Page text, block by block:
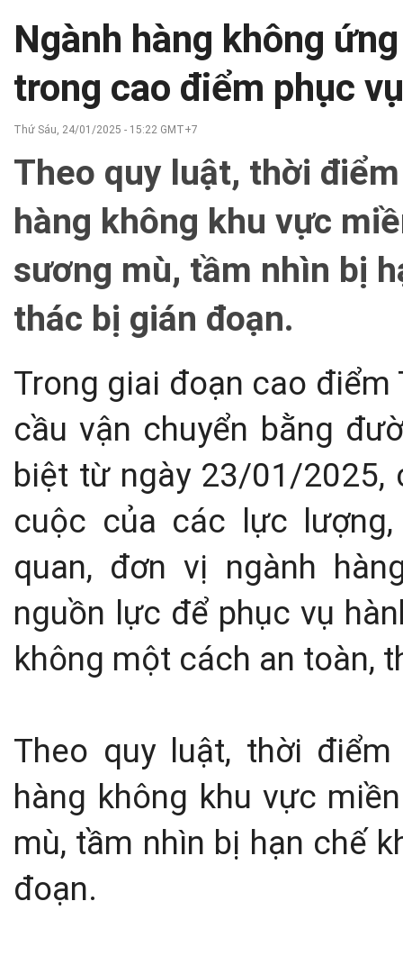
Ngành hàng không
trong cao điểm phục
Thứ Sáu, 24/01/2025 - 15:22 GMT+7
Theo quy luật, thời
hàng không khu vực
sương mù, tầm nhìn bị
thác bị gián đoạn.
Trong giai đoạn cao
cầu vận chuyển bằng
biệt từ ngày 23/01/
cuộc của các lực
quan, đơn vị ngành
nguồn lực để phục vụ
không một cách an toàn,
Theo quy luật, thời
hàng không khu vực
mù, tầm nhìn bị hạn chế
đoạn.